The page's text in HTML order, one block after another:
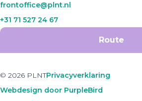
frontoffice@plnt.nl
+31 71 527 24 67
Route
© 2026 PLNTPrivacyverklaring
Webdesign door PurpleBird